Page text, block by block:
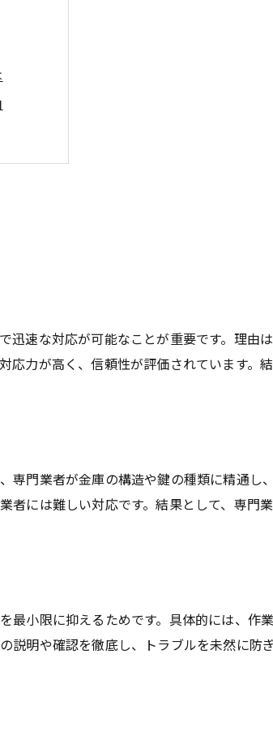
囲
性
迅速な対応が可能なことが重要です。理由
力が高く、信頼性が評価されています。結
専門業者が金庫の構造や鍵の種類に精通し
者には難しい対応です。結果として、専門
最小限に抑えるためです。具体的には、作
説明や確認を徹底し、トラブルを未然に防